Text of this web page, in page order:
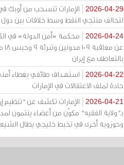
2026-04-29
الإمارات تنسحب من أوبك
لتحالف منتجي النفط وسط خلافات بين دول
2026-04-24
محكمة «أمن الدولة» في
عن
بالتعاطف مع إيران
2026-04-22
استهداف طائفي بغطاء
حادة لملف الاعتقالات في الإمارات
2026-04-21
الإمارات تكشف عن "تنظيم
بـ"ولاية الفقيه" مكوّن من أعضاء ينتمون
وحوزوية أخرى في تخبط خليجي يطال